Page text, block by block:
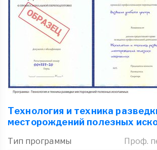
Технология и техника
месторождений полезных
Тип программы
Проф.